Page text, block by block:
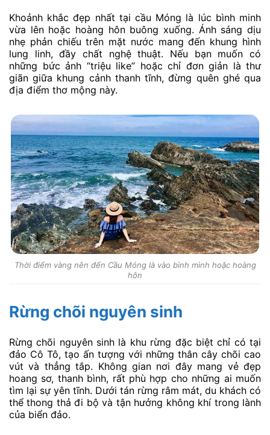
Khoảnh khắc đẹp nhất tại cầu Móng là lúc bình minh
vừa lên hoặc hoàng hôn buông xuống. Ánh sáng dịu
nhẹ phản chiếu trên mặt nước mang đến khung hình
lung linh, đầy chất nghệ thuật. Nếu bạn muốn có
những bức ảnh “triệu like” hoặc chỉ đơn giản là thư
giãn giữa khung cảnh thanh tĩnh, đừng quên ghé qua
địa điểm thơ mộng này.
Thời điểm vàng nên đến Cầu Móng là vào bình mình hoặc hoàng
hôn
Rừng chõi nguyên sinh
Rừng chõi nguyên sinh là khu rừng đặc biệt chỉ có tại
đảo Cô Tô, tạo ấn tượng với những thân cây chõi cao
vút và thẳng tắp. Không gian nơi đây mang vẻ đẹp
hoang sơ, thanh bình, rất phù hợp cho những ai muốn
tìm lại sự yên tĩnh. Dưới tán rừng râm mát, du khách có
thể thong thả đi bộ và tận hưởng không khí trong lành
của biển đảo.